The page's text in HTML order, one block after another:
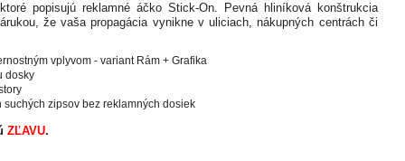
popisujú reklamné áčko Stick-On. Pevná hliníková konštrukcia
že vaša propagácia vynikne v uliciach, nákupných centrách či
vplyvom - variant Rám + Grafika
dosky
zipsov bez reklamných dosiek
ZĽAVU.